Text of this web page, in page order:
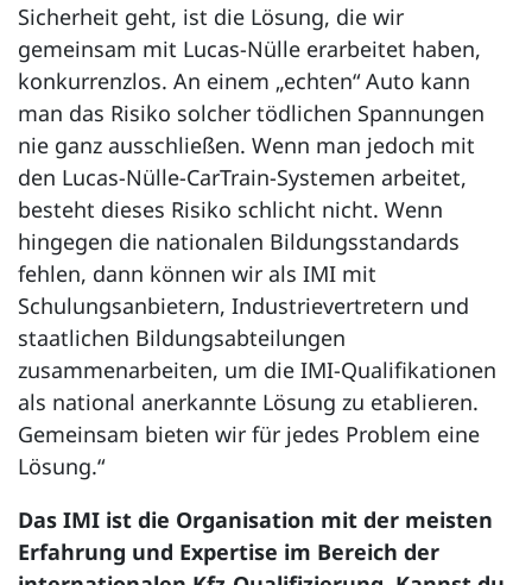
Sicherheit geht, ist die Lösung, die wir
gemeinsam mit Lucas-Nülle erarbeitet haben,
konkurrenzlos. An einem „echten“ Auto kann
man das Risiko solcher tödlichen Spannungen
nie ganz ausschließen. Wenn man jedoch mit
den Lucas-Nülle-CarTrain-Systemen arbeitet,
besteht dieses Risiko schlicht nicht. Wenn
hingegen die nationalen Bildungsstandards
fehlen, dann können wir als IMI mit
Schulungsanbietern, Industrievertretern und
staatlichen Bildungsabteilungen
zusammenarbeiten, um die IMI-Qualifikationen
als national anerkannte Lösung zu etablieren.
Gemeinsam bieten wir für jedes Problem eine
Lösung.“
Das IMI ist die Organisation mit der meisten
Erfahrung und Expertise im Bereich der